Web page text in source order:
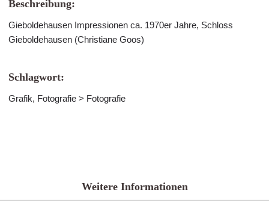
Beschreibung:
Gieboldehausen Impressionen ca. 1970er Jahre, Schloss
Gieboldehausen (Christiane Goos)
Schlagwort:
Grafik, Fotografie > Fotografie
Weitere Informationen